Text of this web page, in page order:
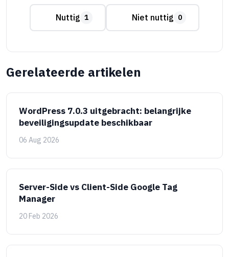
Nuttig 1 Niet nuttig 0
Gerelateerde artikelen
WordPress 7.0.3 uitgebracht: belangrijke
beveiligingsupdate beschikbaar
06 Aug 2026
Server-Side vs Client-Side Google Tag
Manager
20 Feb 2026